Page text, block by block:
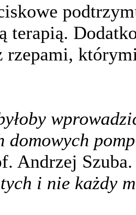
terapią.
rzepami,
domowych
Andrzej
i nie każdy